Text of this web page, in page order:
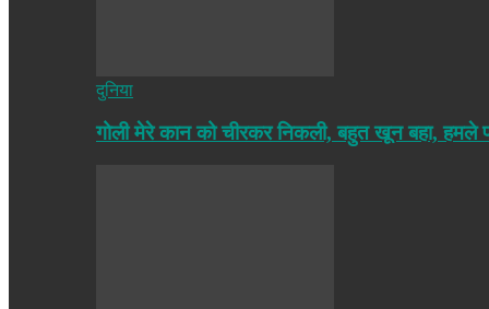
दुनिया
गोली मेरे कान को चीरकर निकली, बहुत खून बहा, हमले